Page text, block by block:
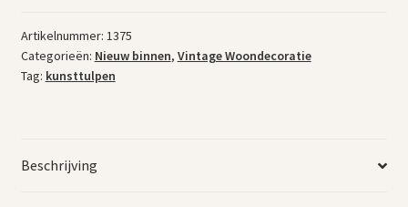
Artikelnummer: 1375
Categorieën: Nieuw binnen, Vintage Woondecoratie
Tag: kunsttulpen
Beschrijving